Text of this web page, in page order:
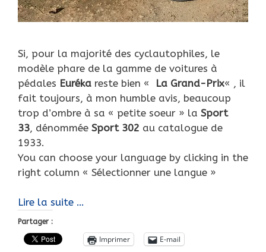
Si, pour la majorité des cyclautophiles, le
modèle phare de la gamme de voitures à
pédales Euréka reste bien « La Grand-Prix« , il
fait toujours, à mon humble avis, beaucoup
trop d’ombre à sa « petite soeur » la Sport
33, dénommée Sport 302 au catalogue de
1933.
You can choose your language by clicking in the
right column « Sélectionner une langue »
Lire la suite …
EURÉKA
Sport
Partager :
Imprimer E-mail